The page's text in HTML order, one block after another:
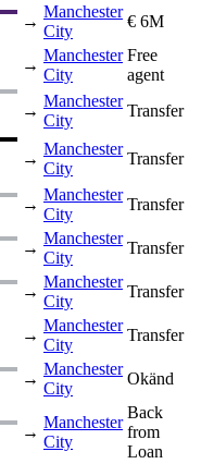
→
Manchester
City
€ 6M
→
Manchester
City
Free
agent
→
Manchester
City
Transfer
→
Manchester
City
Transfer
→
Manchester
City
Transfer
→
Manchester
City
Transfer
→
Manchester
City
Transfer
→
Manchester
City
Transfer
→
Manchester
City
Okänd
→
Manchester
City
Back
from
Loan